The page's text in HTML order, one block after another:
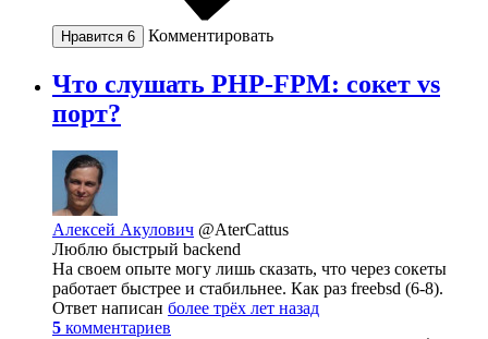
Нравится 6 Комментировать
Что слушать PHP-FPM: сокет vs
порт?
Алексей Акулович @AterCattus
Люблю быстрый backend
На своем опыте могу лишь сказать, что через сокеты
работает быстрее и стабильнее. Как раз freebsd (6-8).
Ответ написан более трёх лет назад
5 комментариев